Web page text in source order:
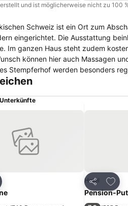
und ist möglicherweise nicht zu 100
ist ein Ort zum Abschalten fern
eingerichtet. Die Ausstattung
Haus steht zudem kostenloses WLAN zur
können hier auch Massagen
man dann den Tag ausklingen lassen.
der Fränkischen Schweiz
hinzufügen
Teilen
Zu
Hotel
Pension-